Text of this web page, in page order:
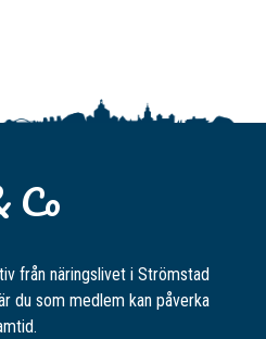
Co
från näringslivet i Strömstad
du som medlem kan påverka